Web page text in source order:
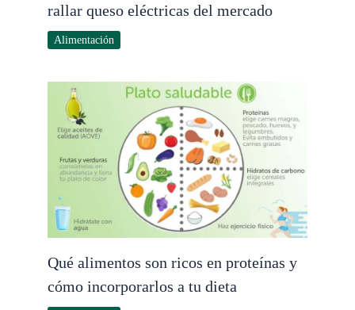
rallar queso eléctricas del mercado
Alimentación
Qué alimentos son ricos en proteínas y
cómo incorporarlos a tu dieta